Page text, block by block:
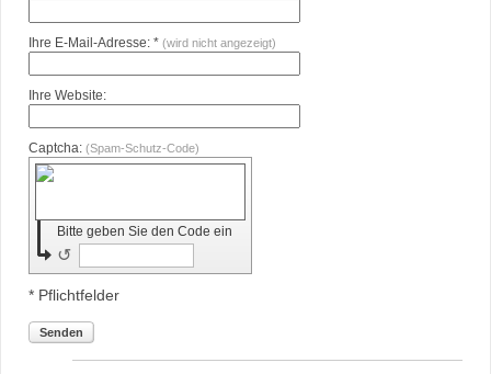
Ihre E-Mail-Adresse: * (wird nicht angezeigt)
Ihre Website:
Captcha: (Spam-Schutz-Code)
Bitte geben Sie den Code ein
↺
* Pflichtfelder
Senden